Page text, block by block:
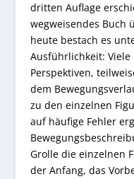
dritten Auflage
wegweisendes Buch
heute bestach es
Ausführlichkeit: Viele
Perspektiven,
dem
zu den einzelnen
auf häufige Fehler
Grolle die einzelnen
der Anfang, das